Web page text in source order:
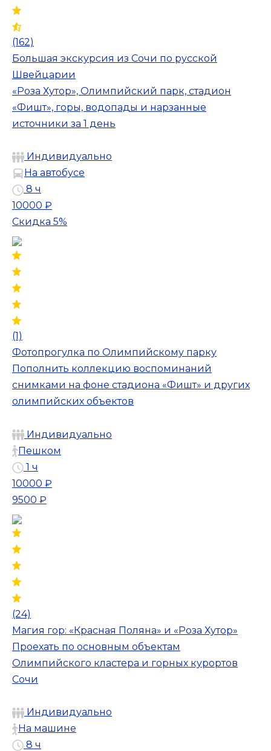
(162)
Большая экскурсия из Сочи по русской
Швейцарии
«Роза Хутор», Олимпийский парк, стадион
«Фишт», горы, водопады и нарзанные
источники за 1 день
Индивидуально
На автобусе
8 ч
10000 ₽
Скидка 5%
(1)
Фотопрогулка по Олимпийскому парку
Пополнить коллекцию воспоминаний
снимками на фоне стадиона «Фишт» и других
олимпийских объектов
Индивидуально
Пешком
1 ч
10000 ₽
9500 ₽
(24)
Магия гор: «Красная Поляна» и «Роза Хутор»
Проехать по основным объектам
Олимпийского кластера и горных курортов
Сочи
Индивидуально
На машине
8 ч